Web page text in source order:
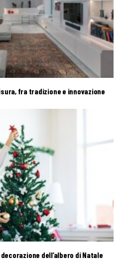
fra tradizione e innovazione
dell’albero di Natale